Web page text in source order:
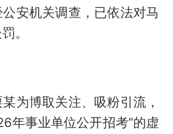
安机关调查，已依法对马
。
为博取关注、吸粉引流，
年事业单位公开招考”的虚